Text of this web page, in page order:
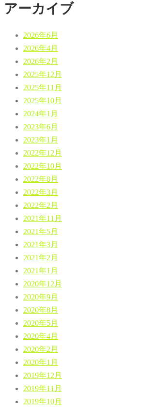
アーカイブ
2026年6月
2026年4月
2026年2月
2025年12月
2025年11月
2025年10月
2024年1月
2023年6月
2023年1月
2022年12月
2022年10月
2022年8月
2022年3月
2022年2月
2021年11月
2021年5月
2021年3月
2021年2月
2021年1月
2020年12月
2020年9月
2020年8月
2020年5月
2020年4月
2020年2月
2020年1月
2019年12月
2019年11月
2019年10月